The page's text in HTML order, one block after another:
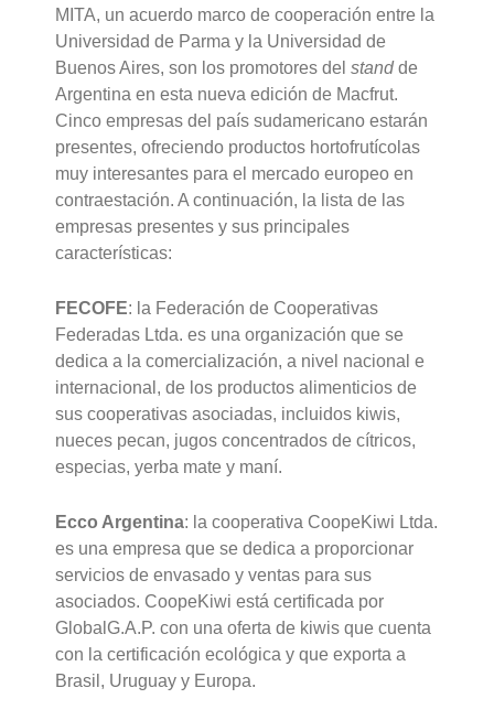
MITA, un acuerdo marco de cooperación entre la
Universidad de Parma y la Universidad de
Buenos Aires, son los promotores delstand de
Argentina en esta nueva edición de Macfrut.
Cinco empresas del país sudamericano estarán
presentes, ofreciendo productos hortofrutícolas
muy interesantes para el mercado europeo en
contraestación. A continuación, la lista de las
empresas presentes y sus principales
características:
FECOFE: la Federación de Cooperativas
Federadas Ltda. es una organización que se
dedica a la comercialización, a nivel nacional e
internacional, de los productos alimenticios de
sus cooperativas asociadas, incluidos kiwis,
nueces pecan, jugos concentrados de cítricos,
especias, yerba mate y maní.
Ecco Argentina: la cooperativa CoopeKiwi Ltda.
es una empresa que se dedica a proporcionar
servicios de envasado y ventas para sus
asociados. CoopeKiwi está certificada por
GlobalG.A.P. con una oferta de kiwis que cuenta
con la certificación ecológica y que exporta a
Brasil, Uruguay y Europa.